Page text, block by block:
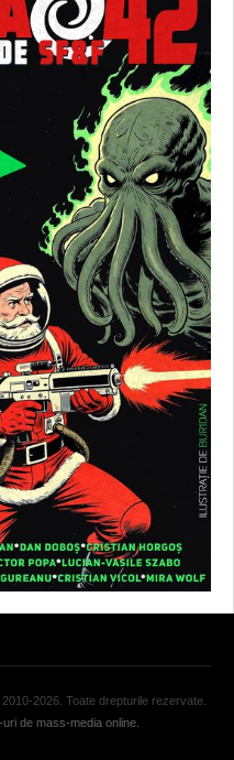
, 2010-2026. Toate drepturile rezervate.
de mass-media online.